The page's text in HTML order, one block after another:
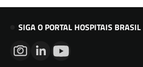
SIGA O PORTAL HOSPITAIS BRASIL